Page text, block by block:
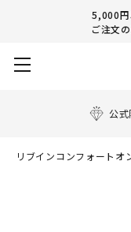
5,000円
ご注文
公式
リブインコンフォートオ